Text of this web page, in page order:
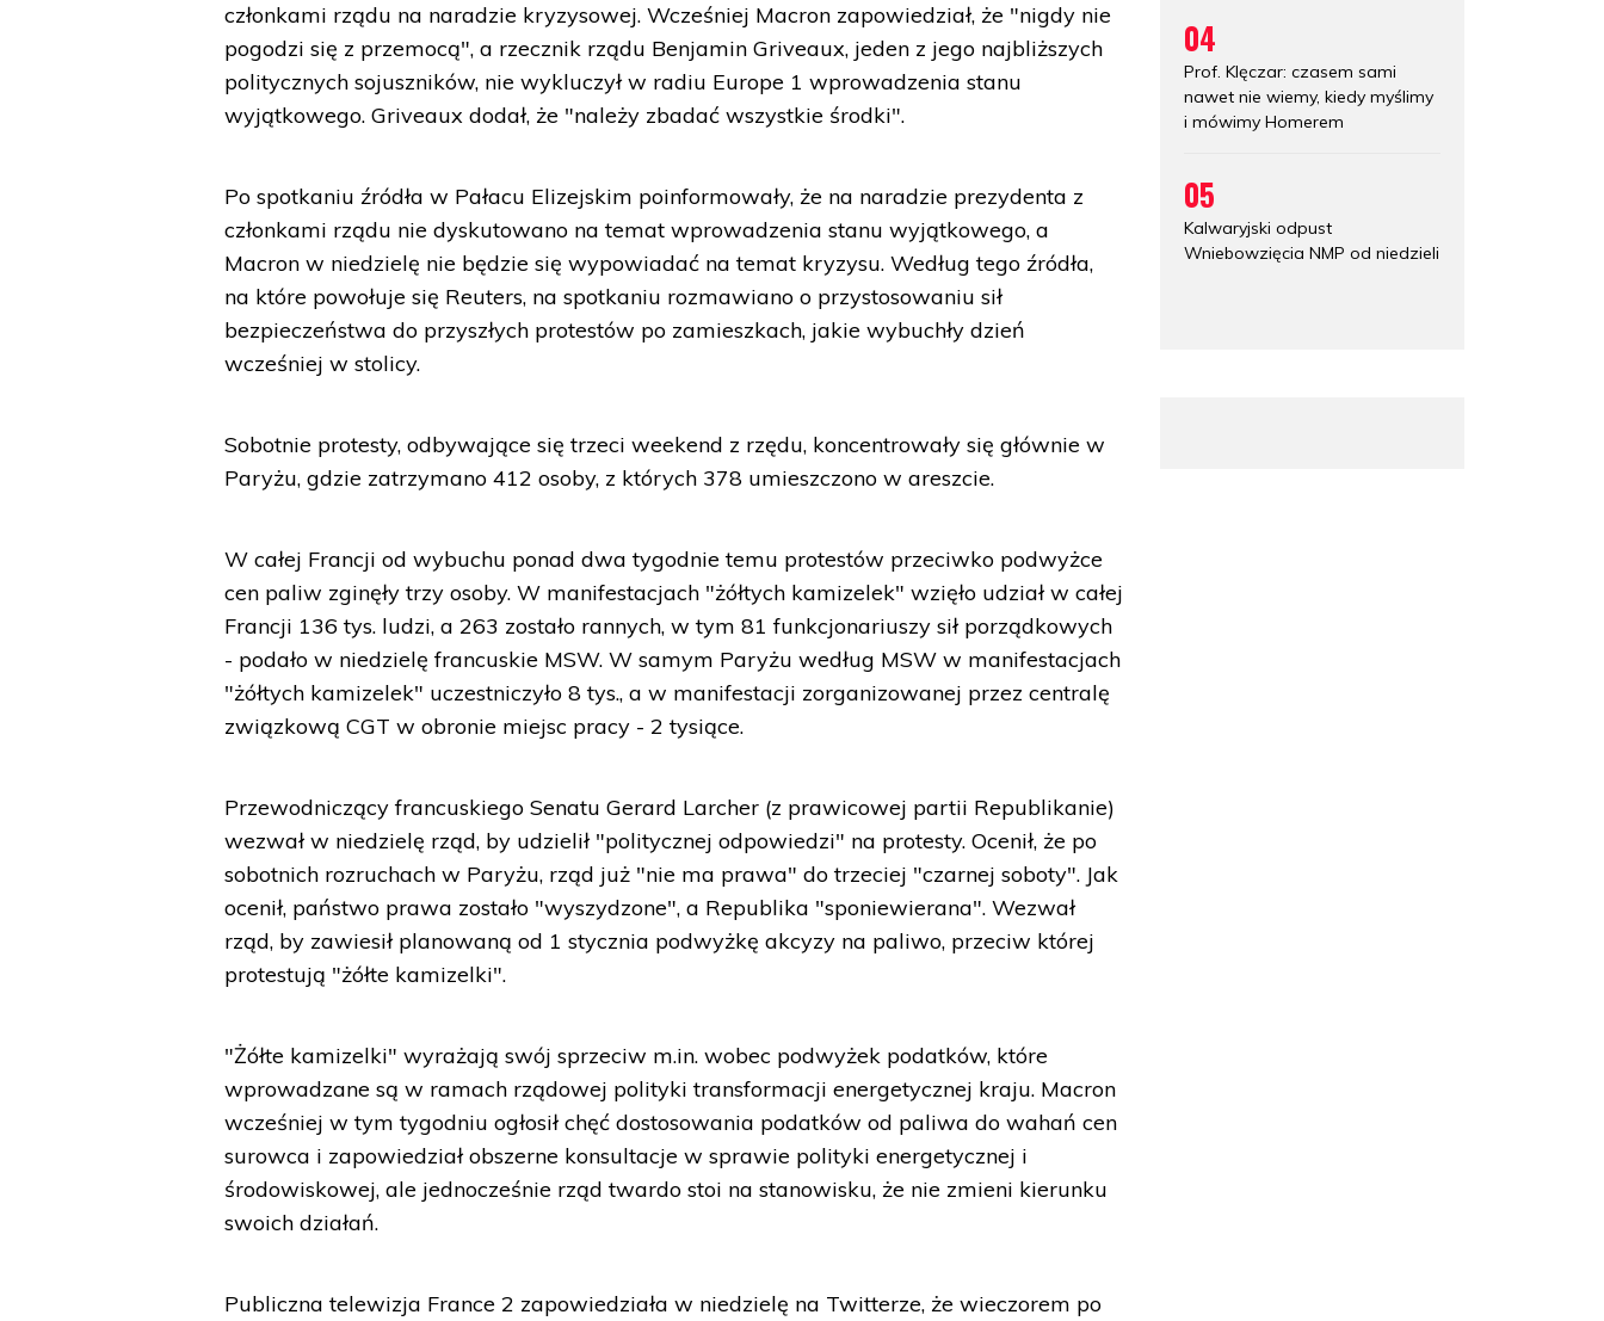
członkami rządu na naradzie kryzysowej. Wcześniej Macron zapowiedział, że "nigdy nie
pogodzi się z przemocą", a rzecznik rządu Benjamin Griveaux, jeden z jego najbliższych
politycznych sojuszników, nie wykluczył w radiu Europe 1 wprowadzenia stanu
wyjątkowego. Griveaux dodał, że "należy zbadać wszystkie środki".
Po spotkaniu źródła w Pałacu Elizejskim poinformowały, że na naradzie prezydenta z
członkami rządu nie dyskutowano na temat wprowadzenia stanu wyjątkowego, a
Macron w niedzielę nie będzie się wypowiadać na temat kryzysu. Według tego źródła,
na które powołuje się Reuters, na spotkaniu rozmawiano o przystosowaniu sił
bezpieczeństwa do przyszłych protestów po zamieszkach, jakie wybuchły dzień
wcześniej w stolicy.
Sobotnie protesty, odbywające się trzeci weekend z rzędu, koncentrowały się głównie w
Paryżu, gdzie zatrzymano 412 osoby, z których 378 umieszczono w areszcie.
W całej Francji od wybuchu ponad dwa tygodnie temu protestów przeciwko podwyżce
cen paliw zginęły trzy osoby. W manifestacjach "żółtych kamizelek" wzięło udział w całej
Francji 136 tys. ludzi, a 263 zostało rannych, w tym 81 funkcjonariuszy sił porządkowych
- podało w niedzielę francuskie MSW. W samym Paryżu według MSW w manifestacjach
"żółtych kamizelek" uczestniczyło 8 tys., a w manifestacji zorganizowanej przez centralę
związkową CGT w obronie miejsc pracy - 2 tysiące.
Przewodniczący francuskiego Senatu Gerard Larcher (z prawicowej partii Republikanie)
wezwał w niedzielę rząd, by udzielił "politycznej odpowiedzi" na protesty. Ocenił, że po
sobotnich rozruchach w Paryżu, rząd już "nie ma prawa" do trzeciej "czarnej soboty". Jak
ocenił, państwo prawa zostało "wyszydzone", a Republika "sponiewierana". Wezwał
rząd, by zawiesił planowaną od 1 stycznia podwyżkę akcyzy na paliwo, przeciw której
protestują "żółte kamizelki".
"Żółte kamizelki" wyrażają swój sprzeciw m.in. wobec podwyżek podatków, które
wprowadzane są w ramach rządowej polityki transformacji energetycznej kraju. Macron
wcześniej w tym tygodniu ogłosił chęć dostosowania podatków od paliwa do wahań cen
surowca i zapowiedział obszerne konsultacje w sprawie polityki energetycznej i
środowiskowej, ale jednocześnie rząd twardo stoi na stanowisku, że nie zmieni kierunku
swoich działań.
Publiczna telewizja France 2 zapowiedziała w niedzielę na Twitterze, że wieczorem po
04
Prof. Klęczar: czasem sami
nawet nie wiemy, kiedy myślimy
i mówimy Homerem
05
Kalwaryjski odpust
Wniebowzięcia NMP od niedzieli